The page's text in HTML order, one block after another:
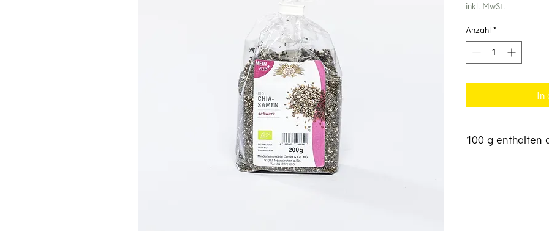
inkl. MwSt.
Anzahl *
In
100 g enthalten